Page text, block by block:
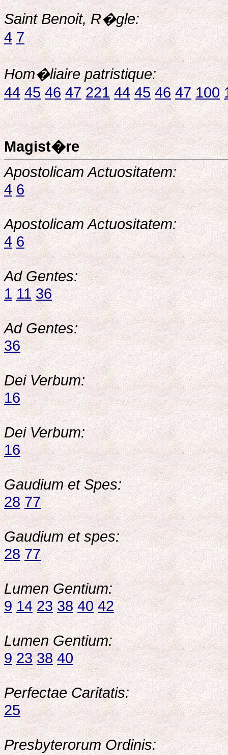
Saint Benoit, R�gle:
4 7
Hom�liaire patristique:
44 45 46 47 221 44 45 46 47 100
Magist�re
Apostolicam Actuositatem:
4 6
Apostolicam Actuositatem:
4 6
Ad Gentes:
1 11 36
Ad Gentes:
36
Dei Verbum:
16
Dei Verbum:
16
Gaudium et Spes:
28 77
Gaudium et spes:
28 77
Lumen Gentium:
9 14 23 38 40 42
Lumen Gentium:
9 23 38 40
Perfectae Caritatis:
25
Presbyterorum Ordinis: